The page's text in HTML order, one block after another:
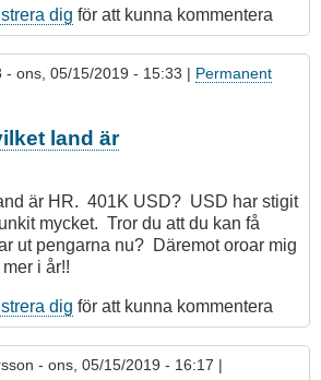
dig för att kunna kommentera
- ons, 05/15/2019 - 15:33 | Permanent
land är
är HR. 401K USD? USD har stigit
mycket. Tror du att du kan få
ut pengarna nu? Däremot oroar mig
i år!!
dig för att kunna kommentera
- ons, 05/15/2019 - 16:17 |